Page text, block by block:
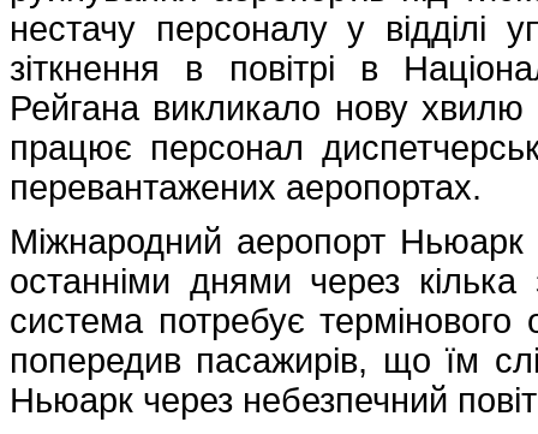
нестачу персоналу у відділі
зіткнення в повітрі в
Рейгана викликало нову
працює персонал
перевантажених аеропортах.
Міжнародний аеропорт Ньюарк
останніми днями через
система потребує термінового
попередив пасажирів, що їм
Ньюарк через небезпечний